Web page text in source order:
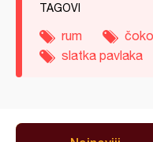
TAGOVI
rum
slatka pavlaka